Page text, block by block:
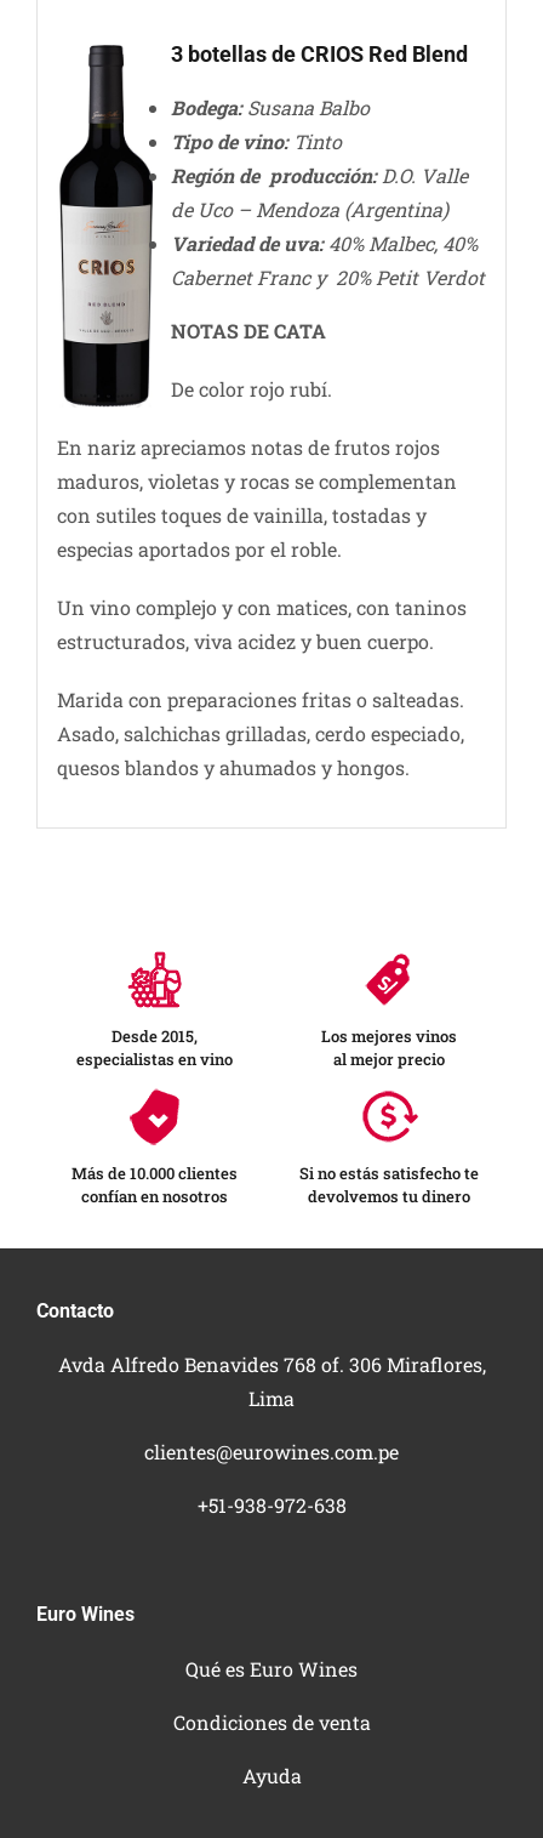
3 botellas de CRIOS Red Blend
Bodega:Susana Balbo
Tipo de vino: Tinto
Región de producción:D.O. Valle
de Uco – Mendoza (Argentina)
Variedad de uva:40% Malbec, 40%
Cabernet Franc y 20% Petit Verdot
NOTAS DE CATA
De color rojo rubí.
En nariz apreciamos notas de frutos rojos
maduros, violetas y rocas se complementan
con sutiles toques de vainilla, tostadas y
especias aportados por el roble.
Un vino complejo y con matices, con taninos
estructurados, viva acidez y buen cuerpo.
Marida con preparaciones fritas o salteadas.
Asado, salchichas grilladas, cerdo especiado,
quesos blandos y ahumados y hongos.
Desde 2015,
especialistas en vino
Los mejores vinos
al mejor precio
Más de 10.000 clientes
confían en nosotros
Si no estás satisfecho te
devolvemos tu dinero
Contacto
Avda Alfredo Benavides 768 of. 306 Miraflores,
Lima
clientes@eurowines.com.pe
+51-938-972-638
Euro Wines
Qué es Euro Wines
Condiciones de venta
Ayuda